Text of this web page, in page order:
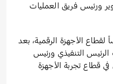
ورئيس فريق العمليات
الأجهزة الرقمية، بعد
التنفيذي ورئيس
قطاع تجربة الأجهزة